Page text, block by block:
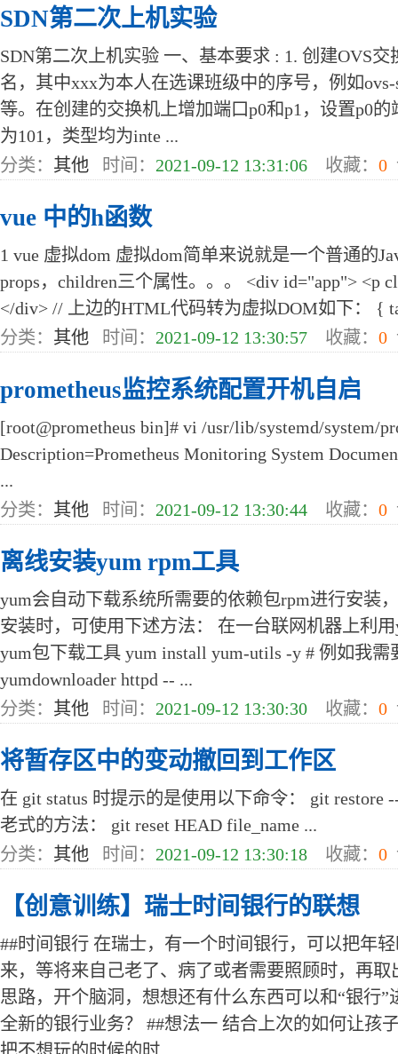
SDN第二次上机实验
SDN第二次上机实验 一、基本要求 : 1. 创建OVS
名，其中xxx为本人在选课班级中的序号，例如ovs-
等。在创建的交换机上增加端口p0和p1，设置p0
为101，类型均为inte ...
分类： 其他 时间： 2021-09-12 13:31:06 收藏： 0
vue 中的h函数
1 vue 虚拟dom 虚拟dom简单来说就是一个普通的
props，children三个属性。。。 <div id="app"> <p
</div> // 上边的HTML代码转为虚拟DOM如下： {
分类： 其他 时间： 2021-09-12 13:30:57 收藏： 0
prometheus监控系统配置开机自启
[root@prometheus bin]# vi /usr/lib/systemd/system/
Description=Prometheus Monitoring System
...
分类： 其他 时间： 2021-09-12 13:30:44 收藏： 0
离线安装yum rpm工具
yum会自动下载系统所需要的依赖包rpm进行安装
安装时，可使用下述方法： 在一台联网机器上利
yum包下载工具 yum install yum-utils -y # 例如我需
yumdownloader httpd -- ...
分类： 其他 时间： 2021-09-12 13:30:30 收藏： 0
将暂存区中的变动撤回到工作区
在 git status 时提示的是使用以下命令： git restore
老式的方法： git reset HEAD file_name ...
分类： 其他 时间： 2021-09-12 13:30:18 收藏： 0
【创意训练】瑞士时间银行的联想
##时间银行 在瑞士，有一个时间银行，可以把年
来，等将来自己老了、病了或者需要照顾时，再
思路，开个脑洞，想想还有什么东西可以和“银行
全新的银行业务？ ##想法一 结合上次的如何让孩